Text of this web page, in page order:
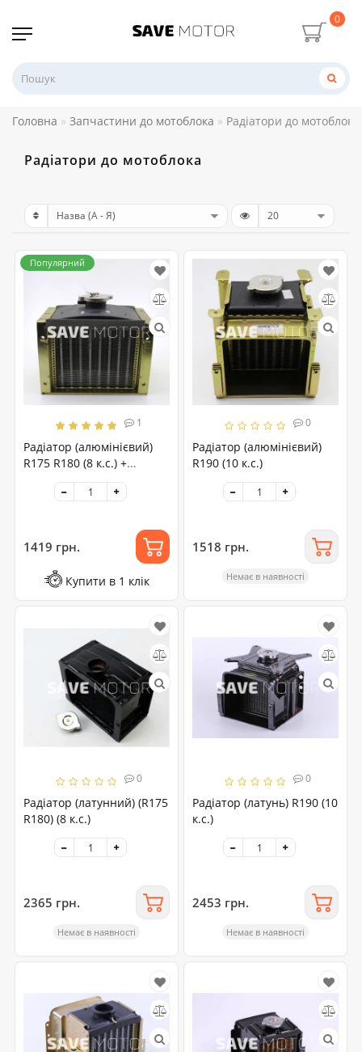
0
Головна Запчастини до мотоблока Радіатори до мотоблока
Радіатори до мотоблока
1
Радіатор (алюмінієвий)
R175 R180 (8 к.с.) +
прокладка
Популярний
1419 грн.
Купити в 1 клік
0
Радіатор (алюмінієвий)
R190 (10 к.с.)
1518 грн.
Немає в наявності
0
Радіатор (латунний) (R175
R180) (8 к.с.)
2365 грн.
Немає в наявності
0
Радіатор (латунь) R190 (10
к.с.)
2453 грн.
Немає в наявності